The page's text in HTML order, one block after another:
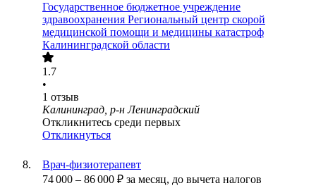
Государственное бюджетное учреждение
здравоохранения Региональный центр скорой
медицинской помощи и медицины катастроф
Калининградской области
1.7
•
1 отзыв
Калининград, р-н Ленинградский
Откликнитесь среди первых
Откликнуться
Врач-физиотерапевт
74 000 – 86 000 ₽ за месяц, до вычета налогов